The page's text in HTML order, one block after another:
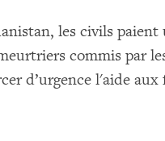
les civils
commis par
d’urgence l'aide aux